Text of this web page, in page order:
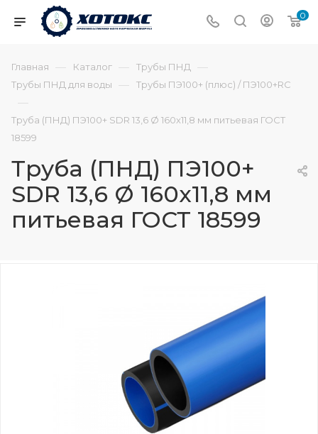
0
Главная — Каталог — Трубы ПНД —
Трубы ПНД для воды — Трубы ПЭ100+ (плюс) / ПЭ100+RC
—
Труба (ПНД) ПЭ100+ SDR 13,6 Ø 160х11,8 мм питьевая ГОСТ
18599
Труба (ПНД) ПЭ100+
SDR 13,6 Ø 160х11,8 мм
питьевая ГОСТ 18599